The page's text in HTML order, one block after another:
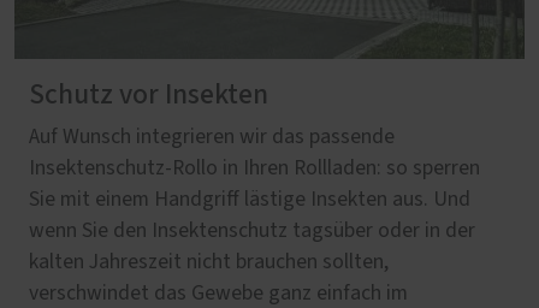
Schutz vor Insekten
Auf Wunsch integrieren wir das passende
Insektenschutz-Rollo in Ihren Rollladen: so sperren
Sie mit einem Handgriff lästige Insekten aus. Und
wenn Sie den Insektenschutz tagsüber oder in der
kalten Jahreszeit nicht brauchen sollten,
verschwindet das Gewebe ganz einfach im